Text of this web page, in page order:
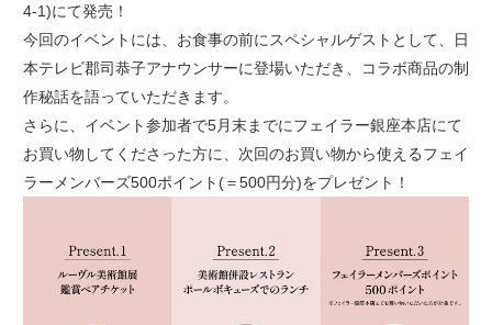
4-1)にて発売！
今回のイベントには、お食事の前にスペシャルゲストとして、日
本テレビ郡司恭子アナウンサーに登場いただき、コラボ商品の制
作秘話を語っていただきます。
さらに、イベント参加者で5月末までにフェイラー銀座本店にて
お買い物してくださった方に、次回のお買い物から使えるフェイ
ラーメンバーズ500ポイント(＝500円分)をプレゼント！